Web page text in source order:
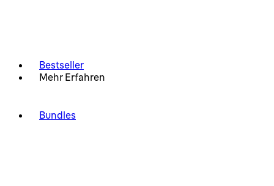
Bestseller
Mehr Erfahren
Bundles